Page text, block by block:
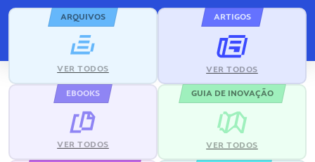
ARQUIVOS
VER TODOS
ARTIGOS
VER TODOS
EBOOKS
VER TODOS
GUIA DE INOVAÇÃO
VER TODOS